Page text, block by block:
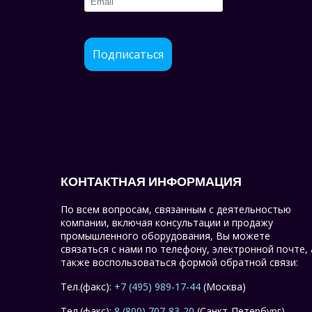
Подписаться
КОНТАКТНАЯ ИНФОРМАЦИЯ
По всем вопросам, связанным с деятельностью
компании, включая консультации и продажу
промышленного оборудования, Вы можете
связаться с нами по телефону, электронной почте,
также воспользоваться формой обратной связи:
Тел.(факс): +7 (495) 989-17-44 (Москва)